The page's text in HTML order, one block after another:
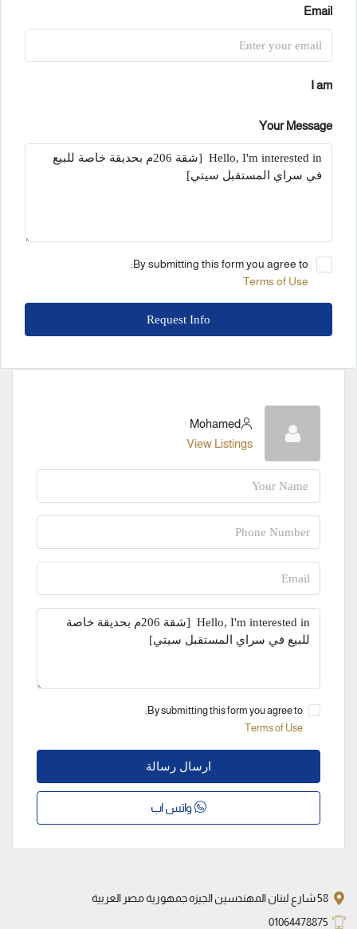
Email
I am
Your Message
By submitting this form you agree to:
Terms of Use
Request Info
Mohamed
View Listings
By submitting this form you agree to:
Terms of Use
ارسال رسالة
واتس اب
58 شارع لبنان المهندسين الجيزه جمهورية مصر العربية
01064478875